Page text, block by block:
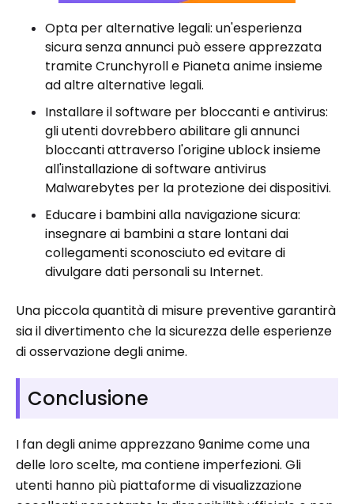
Opta per alternative legali: un'esperienza
sicura senza annunci può essere apprezzata
tramite Crunchyroll e Pianeta anime insieme
ad altre alternative legali.
Installare il software per bloccanti e antivirus:
gli utenti dovrebbero abilitare gli annunci
bloccanti attraverso l'origine ublock insieme
all'installazione di software antivirus
Malwarebytes per la protezione dei dispositivi.
Educare i bambini alla navigazione sicura:
insegnare ai bambini a stare lontani dai
collegamenti sconosciuto ed evitare di
divulgare dati personali su Internet.
Una piccola quantità di misure preventive garantirà
sia il divertimento che la sicurezza delle esperienze
di osservazione degli anime.
Conclusione
I fan degli anime apprezzano 9anime come una
delle loro scelte, ma contiene imperfezioni. Gli
utenti hanno più piattaforme di visualizzazione